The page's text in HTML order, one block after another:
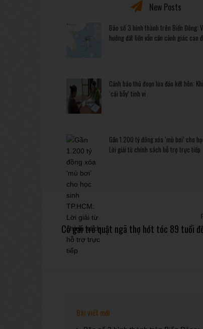
New Posts
Bão số 3 hình thành trên Biển Đông:
hưởng đất liền vẫn cần cảnh giác cao
Cảnh báo thủ đoạn lừa đảo kết hôn:
‘cái bẫy’ tinh vi
Gần 1.200 tỷ đồng xóa ‘mù bơi’ cho
Lời giải từ chính sách hỗ trợ trực tiếp
Cô gái trẻ quật ngã thợ hớt tóc 89 tuổi
Bài viết mới